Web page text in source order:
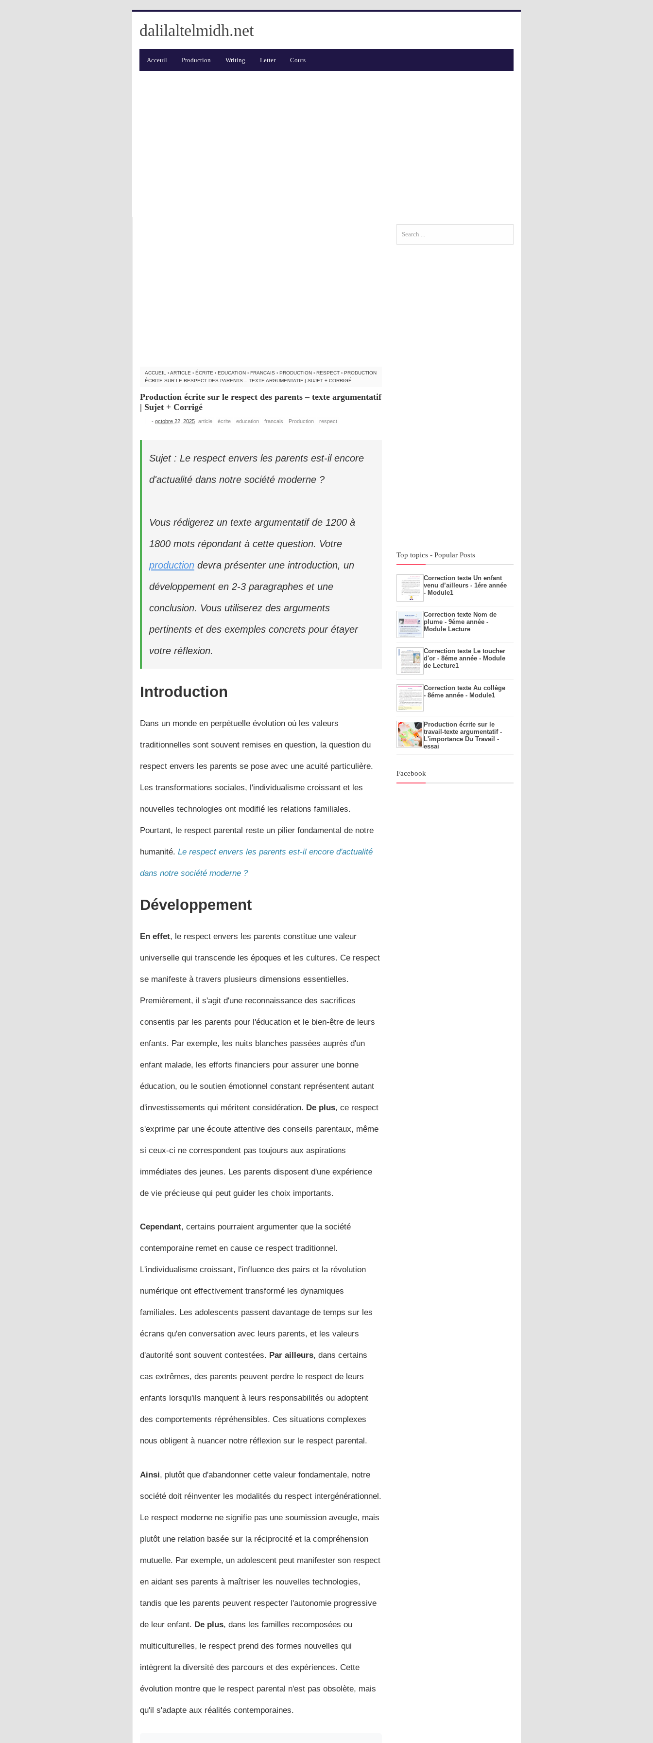
dalilaltelmidh.net
Acceuil Production Writing Letter Cours
ACCUEIL ›ARTICLE › ÉCRITE › EDUCATION › FRANCAIS › PRODUCTION › RESPECT › PRODUCTION
ÉCRITE SUR LE RESPECT DES PARENTS – TEXTE ARGUMENTATIF | SUJET + CORRIGÉ
Production écrite sur le respect des parents – texte argumentatif
| Sujet + Corrigé
- octobre 22, 2025 article écrite education francais Production respect
Sujet : Le respect envers les parents est-il encore
d'actualité dans notre société moderne ?
Vous rédigerez un texte argumentatif de 1200 à
1800 mots répondant à cette question. Votre
production devra présenter une introduction, un
développement en 2-3 paragraphes et une
conclusion. Vous utiliserez des arguments
pertinents et des exemples concrets pour étayer
votre réflexion.
Introduction
Dans un monde en perpétuelle évolution où les valeurs
traditionnelles sont souvent remises en question, la question du
respect envers les parents se pose avec une acuité particulière.
Les transformations sociales, l'individualisme croissant et les
nouvelles technologies ont modifié les relations familiales.
Pourtant, le respect parental reste un pilier fondamental de notre
humanité. Le respect envers les parents est-il encore d'actualité
dans notre société moderne ?
Développement
En effet, le respect envers les parents constitue une valeur
universelle qui transcende les époques et les cultures. Ce respect
se manifeste à travers plusieurs dimensions essentielles.
Premièrement, il s'agit d'une reconnaissance des sacrifices
consentis par les parents pour l'éducation et le bien-être de leurs
enfants. Par exemple, les nuits blanches passées auprès d'un
enfant malade, les efforts financiers pour assurer une bonne
éducation, ou le soutien émotionnel constant représentent autant
d'investissements qui méritent considération. De plus, ce respect
s'exprime par une écoute attentive des conseils parentaux, même
si ceux-ci ne correspondent pas toujours aux aspirations
immédiates des jeunes. Les parents disposent d'une expérience
de vie précieuse qui peut guider les choix importants.
Cependant, certains pourraient argumenter que la société
contemporaine remet en cause ce respect traditionnel.
L'individualisme croissant, l'influence des pairs et la révolution
numérique ont effectivement transformé les dynamiques
familiales. Les adolescents passent davantage de temps sur les
écrans qu'en conversation avec leurs parents, et les valeurs
d'autorité sont souvent contestées. Par ailleurs, dans certains
cas extrêmes, des parents peuvent perdre le respect de leurs
enfants lorsqu'ils manquent à leurs responsabilités ou adoptent
des comportements répréhensibles. Ces situations complexes
nous obligent à nuancer notre réflexion sur le respect parental.
Ainsi, plutôt que d'abandonner cette valeur fondamentale, notre
société doit réinventer les modalités du respect intergénérationnel.
Le respect moderne ne signifie pas une soumission aveugle, mais
plutôt une relation basée sur la réciprocité et la compréhension
mutuelle. Par exemple, un adolescent peut manifester son respect
en aidant ses parents à maîtriser les nouvelles technologies,
tandis que les parents peuvent respecter l'autonomie progressive
de leur enfant. De plus, dans les familles recomposées ou
multiculturelles, le respect prend des formes nouvelles qui
intègrent la diversité des parcours et des expériences. Cette
évolution montre que le respect parental n'est pas obsolète, mais
qu'il s'adapte aux réalités contemporaines.
Top topics - Popular Posts
Correction texte Un enfant
venu d’ailleurs - 1ére année
- Module1
Correction texte Nom de
plume - 9éme année -
Module Lecture
Correction texte Le toucher
d'or - 8éme année - Module
de Lecture1
Correction texte Au collège
- 8éme année - Module1
Production écrite sur le
travail-texte argumentatif -
L'importance Du Travail -
essai
Facebook